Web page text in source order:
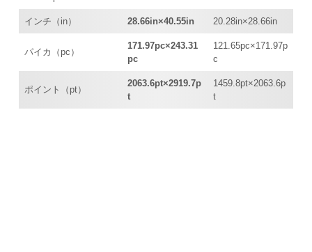
インチ（in） 28.66in×40.55in 20.28in×28.66in
パイカ（pc）
171.97pc×243.31
pc
121.65pc×171.97p
c
ポイント（pt）
2063.6pt×2919.7p
t
1459.8pt×2063.6p
t